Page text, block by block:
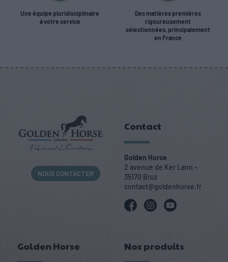
Une équipe pluridisciplinaire
à votre service
Des matières premières
rigoureusement
sélectionnées, principalement
en France
NOUS CONTACTER
Contact
Golden Horse
2 avenue de Ker Lann –
35170 Bruz
contact@goldenhorse.fr
Golden Horse Nos produits